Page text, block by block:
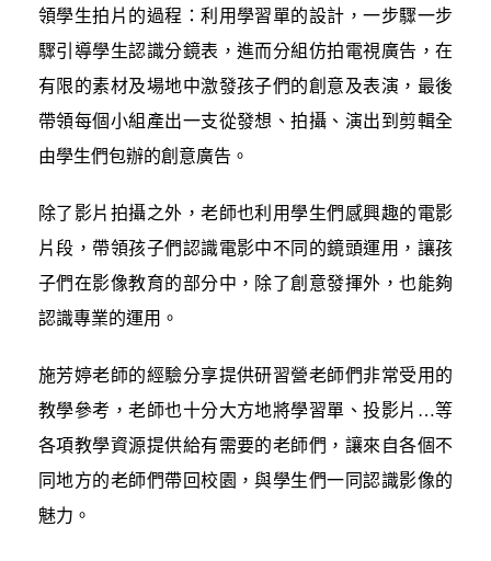
領學生拍片的過程：利用學習單的設計，一步驟一步
驟引導學生認識分鏡表，進而分組仿拍電視廣告，在
有限的素材及場地中激發孩子們的創意及表演，最後
帶領每個小組產出一支從發想、拍攝、演出到剪輯全
由學生們包辦的創意廣告。
除了影片拍攝之外，老師也利用學生們感興趣的電影
片段，帶領孩子們認識電影中不同的鏡頭運用，讓孩
子們在影像教育的部分中，除了創意發揮外，也能夠
認識專業的運用。
施芳婷老師的經驗分享提供研習營老師們非常受用的
教學參考，老師也十分大方地將學習單、投影片…等
各項教學資源提供給有需要的老師們，讓來自各個不
同地方的老師們帶回校園，與學生們一同認識影像的
魅力。